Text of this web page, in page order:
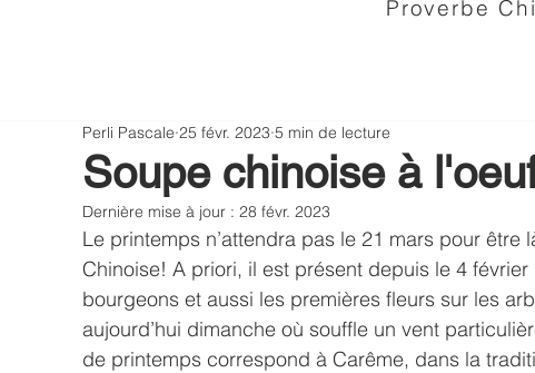
Proverbe
Soupe chinoise à
Perli Pascale 25 févr. 2023 5 min de lecture
Dernière mise à jour : 28 févr. 2023
Le printemps n’attendra pas le 21 mars pour
Chinoise! A priori, il est présent depuis le 4
bourgeons et aussi les premières fleurs sur les
aujourd’hui dimanche où souffle un vent
de printemps correspond à Carême, dans la